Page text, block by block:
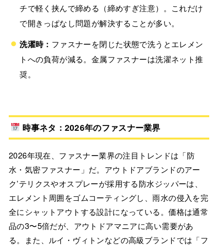
チで軽く挟んで締める（締めすぎ注意）。これだけ
で開きっぱなし問題が解決することが多い。
洗濯時： ファスナーを閉じた状態で洗うとエレメン
トへの負荷が減る。金属ファスナーは洗濯ネット推
奨。
時事ネタ：2026年のファスナー業界
2026年現在、ファスナー業界の注目トレンドは「防
水・気密ファスナー」だ。アウトドアブランドのアー
ク’テリクスやオスプレーが採用する防水ジッパーは、
エレメント周囲をゴムコーティングし、雨水の侵入を完
全にシャットアウトする設計になっている。価格は通常
品の3〜5倍だが、アウトドアマニアに高い需要があ
る。また、ルイ・ヴィトンなどの高級ブランドでは「フ